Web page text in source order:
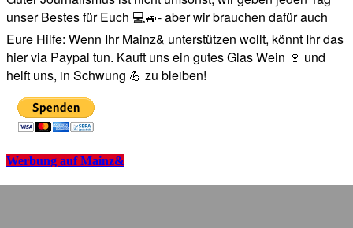
unser Bestes für Euch 💻🚙- aber wir brauchen dafür auch
Eure Hilfe: Wenn Ihr Mainz& unterstützen wollt, könnt Ihr das
hier via Paypal tun. Kauft uns ein gutes Glas Wein 🍷 und
helft uns, in Schwung 💪 zu bleiben!
Werbung auf Mainz&